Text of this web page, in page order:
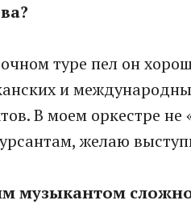
туре пел он
и
В моем оркестре
желаю
музыкантом сложно